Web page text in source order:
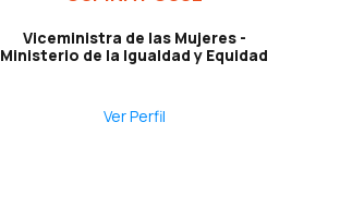
Viceministra de las Mujeres -
Ministerio de la Igualdad y Equidad
Ver Perfil